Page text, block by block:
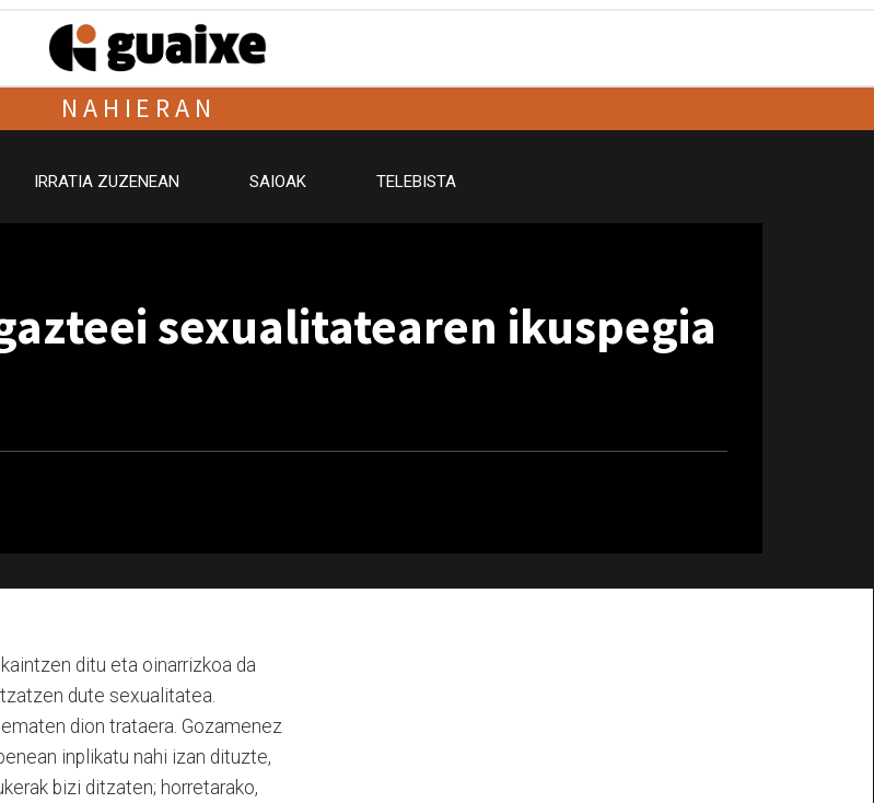
NAHIERAN
IRRATIA ZUZENEAN SAIOAK TELEBISTA
sexualitatearen ikuspegia
ditu eta oinarrizkoa da
dute sexualitatea.
dion trataera. Gozamenez
inplikatu nahi izan dituzte,
bizi ditzaten; horretarako,